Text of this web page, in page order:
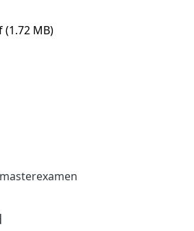
(1.72 MB)